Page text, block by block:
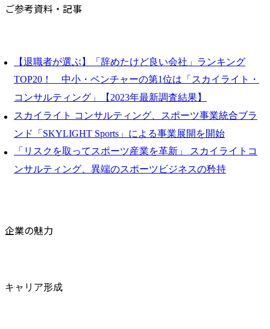
ご参考資料・記事
【退職者が選ぶ】「辞めたけど良い会社」ランキング
TOP20！ 中小・ベンチャーの第1位は「スカイライト・
コンサルティング」【2023年最新調査結果】
スカイライト コンサルティング、スポーツ事業統合ブラ
ンド「SKYLIGHT Sports」による事業展開を開始
「リスクを取ってスポーツ産業を革新」 スカイライトコ
ンサルティング、異端のスポーツビジネスの矜持
企業の魅力
キャリア形成